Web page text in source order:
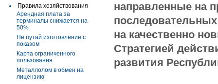
Правила хозяйствования
Арендная плата за
терминалы снижается на
50%
Не путай изготовление с
показом
Карта ограниченного
пользования
Металлолом в обмен на
лицензию
направленные на
на качественно
Стратегией
развития